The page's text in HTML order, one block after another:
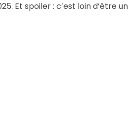
Et spoiler : c’est loin d’être